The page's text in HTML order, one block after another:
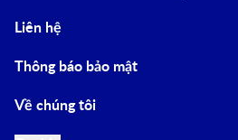
Liên hệ
Thông báo bảo mật
Về chúng tôi